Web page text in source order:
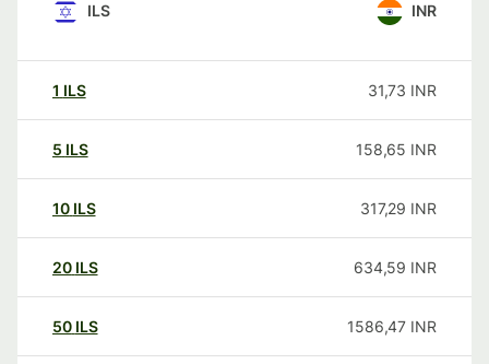
ILS INR
1 ILS 31,73 INR
5 ILS 158,65 INR
10 ILS 317,29 INR
20 ILS 634,59 INR
50 ILS 1586,47 INR